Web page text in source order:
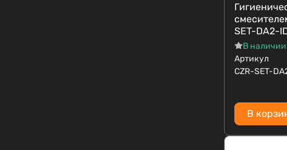
SET-DA2-
В наличии
Артикул
CZR-SET-
В